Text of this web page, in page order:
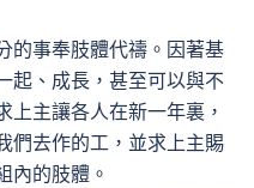
的事奉肢體代禱。因著基
起、成長，甚至可以與不
上主讓各人在新一年裏，
們去作的工，並求上主賜
內的肢體。